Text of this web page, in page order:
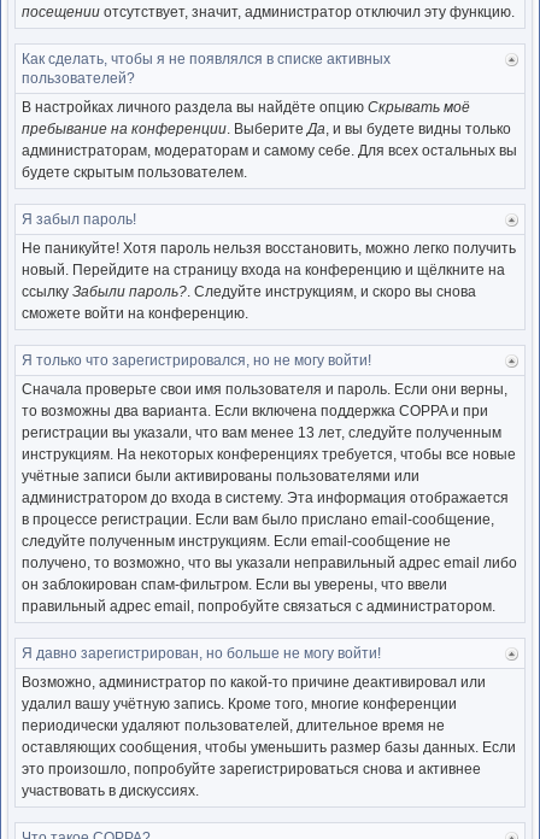
посещении отсутствует, значит, администратор отключил эту функцию.
Как сделать, чтобы я не появлялся в списке активных
пользователей?
В настройках личного раздела вы найдёте опцию Скрывать моё
пребывание на конференции. ВыберитеДа, и вы будете видны только
администраторам, модераторам и самому себе. Для всех остальных вы
будете скрытым пользователем.
к
Я забыл пароль!
Не паникуйте! Хотя пароль нельзя восстановить, можно легко получить
новый. Перейдите на страницу входа на конференцию и щёлкните на
ссылку Забыли пароль?. Следуйте инструкциям, и скоро вы снова
сможете войти на конференцию.
Я только что зарегистрировался, но не могу войти!
Сначала проверьте свои имя пользователя и пароль. Если они верны,
то возможны два варианта. Если включена поддержка COPPA и при
регистрации вы указали, что вам менее 13 лет, следуйте полученным
инструкциям. На некоторых конференциях требуется, чтобы все новые
учётные записи были активированы пользователями или
администратором до входа в систему. Эта информация отображается
в процессе регистрации. Если вам было прислано email-сообщение,
следуйте полученным инструкциям. Если email-сообщение не
получено, то возможно, что вы указали неправильный адрес email либо
он заблокирован спам-фильтром. Если вы уверены, что ввели
правильный адрес email, попробуйте связаться с администратором.
Я давно зарегистрирован, но больше не могу войти!
Возможно, администратор по какой-то причине деактивировал или
удалил вашу учётную запись. Кроме того, многие конференции
периодически удаляют пользователей, длительное время не
оставляющих сообщения, чтобы уменьшить размер базы данных. Если
это произошло, попробуйте зарегистрироваться снова и активнее
участвовать в дискуссиях.